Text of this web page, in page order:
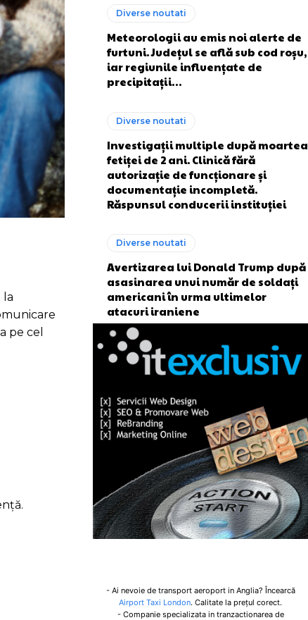
la
pe cel
Diverse noutati
Meteorologii au emis noi alerte de
furtuni. Județul se află sub cod roșu,
iar regiunile influențate de
precipitații…
Diverse noutati
Investigații multiple după moartea
fetiței de 2 ani. Clinică fără
autorizație de funcționare și
documentație incompletă.
Răspunsul conducerii instituției
Diverse noutati
Avertizarea lui Donald Trump după
asasinarea unui număr de soldați
americani în urma ultimelor
atacuri iraniene
- Ai nevoie de transport aeroport in Anglia? Încearcă
Airport Taxi London. Calitate la prețul corect.
- Companie specializata in tranzactionarea de